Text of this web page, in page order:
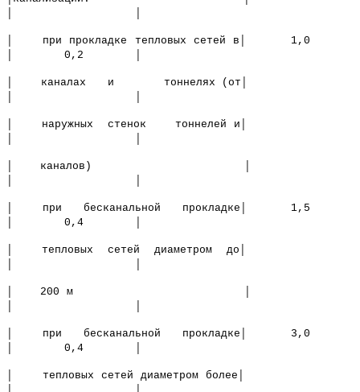
│ при прокладке тепловых сетей в│ 1,0
│ 0,2 │
│ каналах и тоннелях (от│
│ наружных стенок тоннелей и│
│ каналов) │
│ при бесканальной прокладке│ 1,5
│ 0,4 │
│ тепловых сетей диаметром до│
│ 200 м │
│ при бесканальной прокладке│ 3,0
│ 0,4 │
│ тепловых сетей диаметром более│